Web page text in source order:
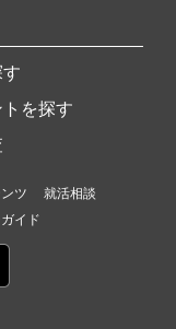
を探す
ツ
就活相談
イド